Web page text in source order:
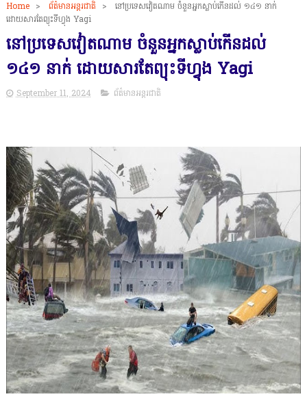
Home > ព័ត៌មានអន្តរជាតិ >
នៅប្រទេសវៀតណាម ចំនួនអ្នកស្លាប់កើនដល់ ១៤១ នាក់
ដោយសារតែព្យុះទីហ្វុង Yagi
នៅប្រទេសវៀតណាម ចំនួនអ្នកស្លាប់កើនដល់
១៤១ នាក់ ដោយសារតែព្យុះទីហ្វុង Yagi
September 11, 2024 ព័ត៌មានអន្តរជាតិ